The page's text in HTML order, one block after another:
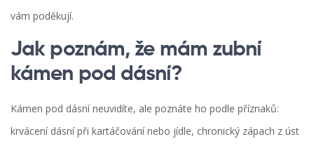
vám poděkují.
Jak poznám, že mám zubní
kámen pod dásní?
Kámen pod dásní neuvidíte, ale poznáte ho podle příznaků:
krvácení dásní při kartáčování nebo jídle, chronický zápach z úst